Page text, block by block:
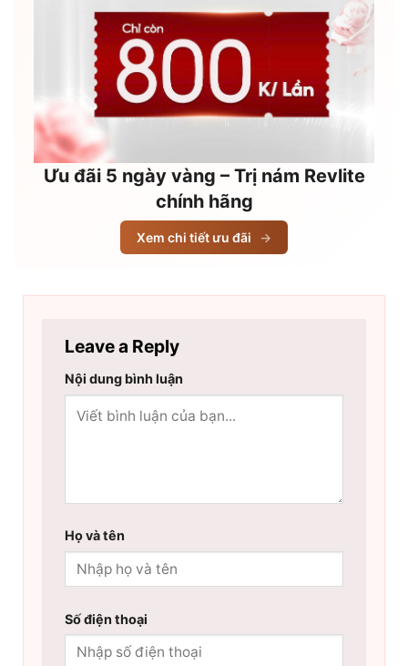
Ưu đãi 5 ngày vàng – Trị nám Revlite
chính hãng
Xem chi tiết ưu đãi →
Leave a Reply
Nội dung bình luận
Họ và tên
Số điện thoại